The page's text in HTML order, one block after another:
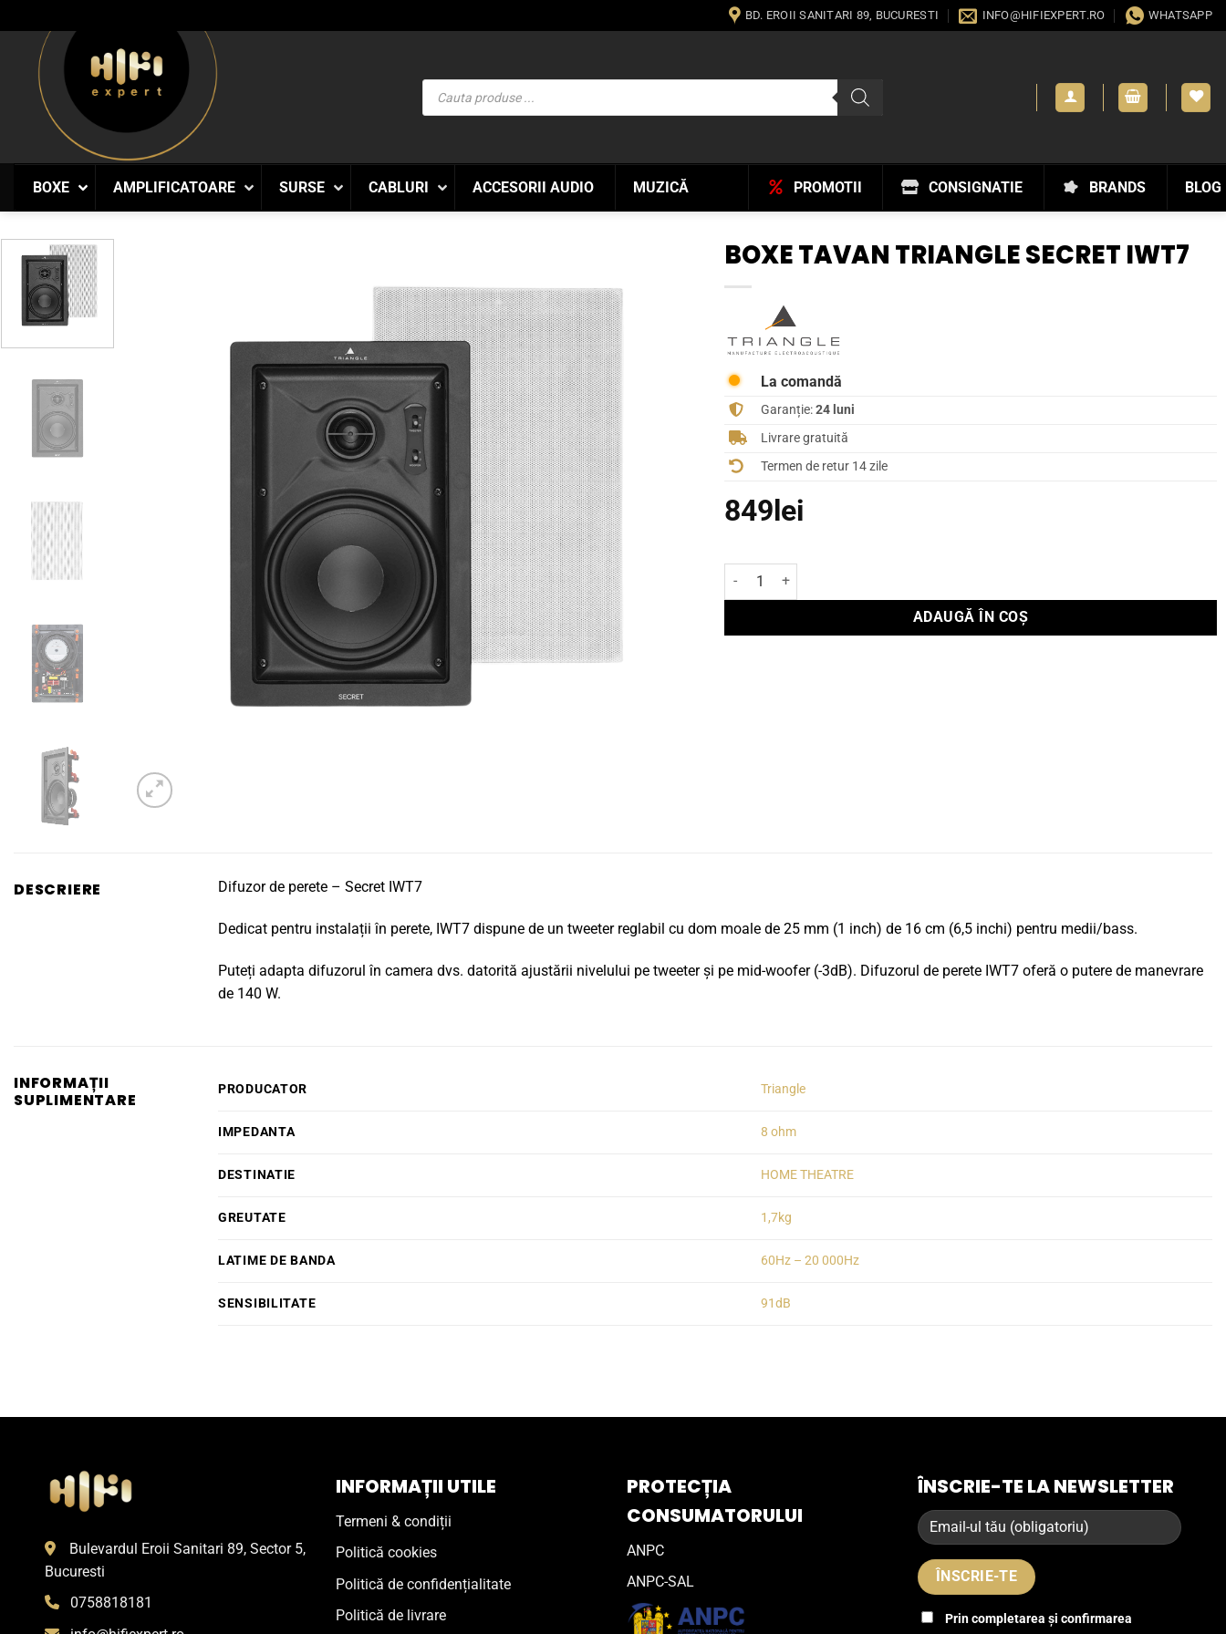
to
content
BD. EROII SANITARI 89, BUCURESTI INFO@HIFIEXPERT.RO WHATSAPP
Products
search
BOXE AMPLIFICATOARE SURSE CABLURI ACCESORII AUDIO MUZICĂ BLOG
BRANDS
CONSIGNATIE
PROMOTII
BOXE TAVAN TRIANGLE SECRET IWT7
La comandă
Garanție:24 luni
Livrare gratuită
Termen de retur 14 zile
849 lei
Cantitate Boxe tavan Triangle Secret IWT7
ADAUGĂ ÎN COȘ
DESCRIERE Difuzor de perete – Secret IWT7
Dedicat pentru instalații în perete, IWT7 dispune de un tweeter reglabil cu dom moale de 25 mm (1 inch) de 16 cm (6,5 inchi) pentru medii/bass.
Puteți adapta difuzorul în camera dvs. datorită ajustării nivelului pe tweeter și pe mid-woofer (-3dB). Difuzorul de perete IWT7 oferă o putere de manevrare
de 140 W.
INFORMAȚII
SUPLIMENTARE
PRODUCATOR Triangle
IMPEDANTA 8 ohm
DESTINATIE HOME THEATRE
GREUTATE 1,7kg
LATIME DE BANDA 60Hz – 20 000Hz
SENSIBILITATE 91dB
Bulevardul Eroii Sanitari 89, Sector 5,
Bucuresti
0758818181
INFORMAȚII UTILE
Termeni & condiții
Politică cookies
Politică de confidențialitate
Politică de livrare
PROTECȚIA
CONSUMATORULUI
ANPC
ANPC-SAL
ÎNSCRIE-TE LA NEWSLETTER
Prin completarea și confirmarea